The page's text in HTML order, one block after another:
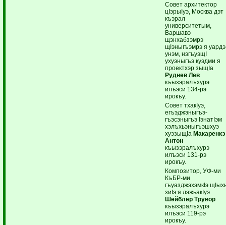
Совет архитектор
цIэрыIуэ, Москва дэт
къэрал
университетым,
Варшавэ
щэнхабзэмрэ
щIэныгъэмрэ я
унэм, нэгъуэщI
ухуэныгъэ куэдми я
проектхэр зыщIа
Руднев Лев
къызэралъхурэ
илъэси 134-рэ
ирокъу.
Совет тхакIуэ,
егъэджэныгъэ-
гъэсэныгъэ IэнатIэм
хэлъхьэныгъэшхуэ
хуэзыщIаМакаренкэ
Антон
къызэралъхурэ
илъэси 131-рэ
ирокъу.
Композитор, УФ-ми
КъБР-ми
гъуазджэхэмкIэ
зиIэ я лэжьакIуэ
Шейблер Трувор
къызэралъхурэ
илъэси 119-рэ
ирокъу.